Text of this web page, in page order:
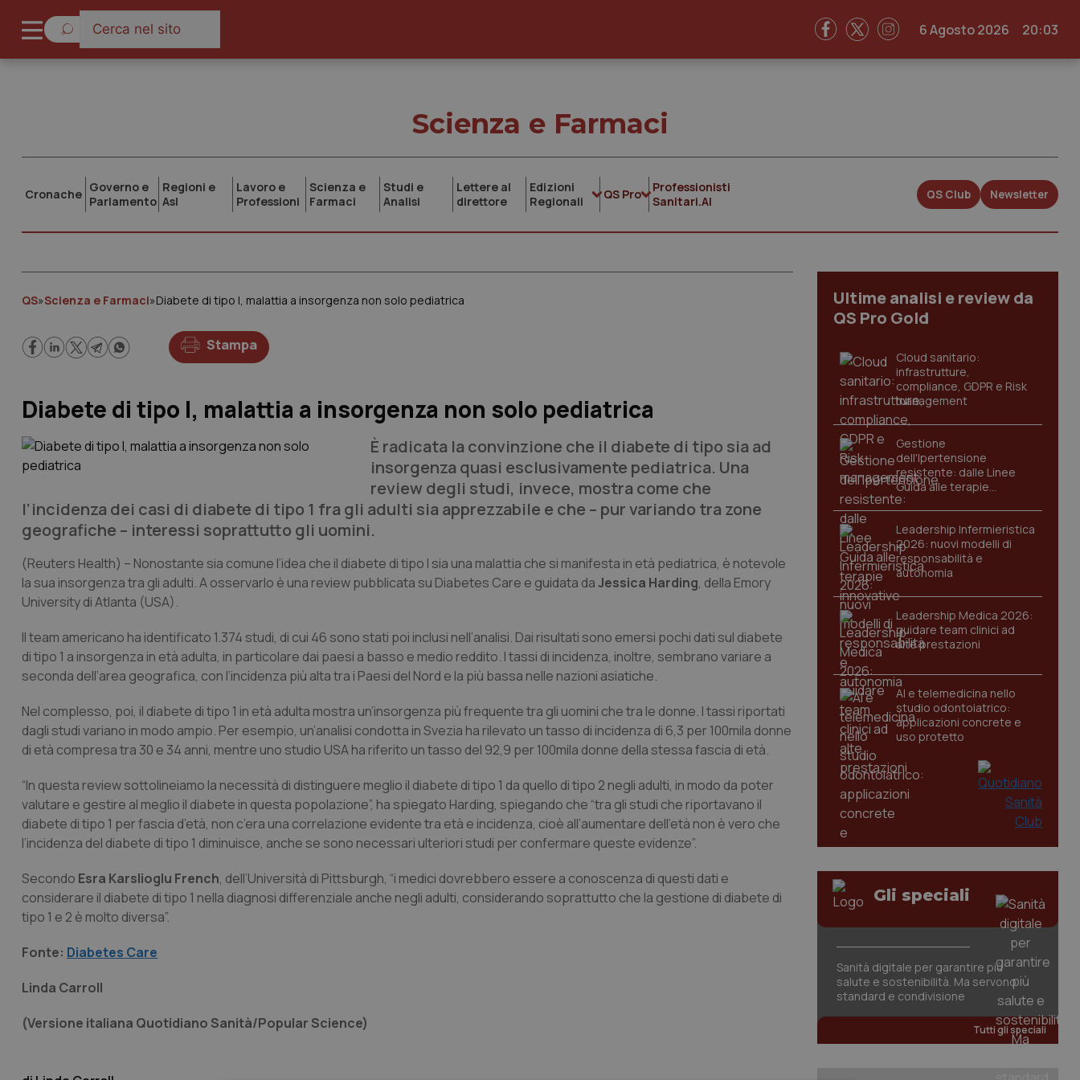
6 Agosto 2026 20:03
Scienza e Farmaci
Cronache Governo e
Parlamento
Regioni e
Asl
Lavoro e
Professioni
Scienza e
Farmaci
Studi e
Analisi
Lettere al
direttore
Edizioni
Regionali
QS Pro
Professionisti
Sanitari.AI
QS Club Newsletter
QS»Scienza e Farmaci»Diabete di tipo I, malattia a insorgenza non solo pediatrica
Stampa
Diabete di tipo I, malattia a insorgenza non solo pediatrica
È radicata la convinzione che il diabete di tipo sia ad
insorgenza quasi esclusivamente pediatrica. Una
review degli studi, invece, mostra come che
l’incidenza dei casi di diabete di tipo 1 fra gli adulti sia apprezzabile e che – pur variando tra zone
geografiche – interessi soprattutto gli uomini.
(Reuters Health) – Nonostante sia comune l’idea che il diabete di tipo I sia una malattia che si manifesta in età pediatrica, è notevole
la sua insorgenza tra gli adulti. A osservarlo è una review pubblicata su Diabetes Care e guidata daJessica Harding, della Emory
University di Atlanta (USA).
Il team americano ha identificato 1.374 studi, di cui 46 sono stati poi inclusi nell’analisi. Dai risultati sono emersi pochi dati sul diabete
di tipo 1 a insorgenza in età adulta, in particolare dai paesi a basso e medio reddito. I tassi di incidenza, inoltre, sembrano variare a
seconda dell’area geografica, con l’incidenza più alta tra i Paesi del Nord e la più bassa nelle nazioni asiatiche.
Nel complesso, poi, il diabete di tipo 1 in età adulta mostra un’insorgenza più frequente tra gli uomini che tra le donne. I tassi riportati
dagli studi variano in modo ampio. Per esempio, un’analisi condotta in Svezia ha rilevato un tasso di incidenza di 6,3 per 100mila donne
di età compresa tra 30 e 34 anni, mentre uno studio USA ha riferito un tasso del 92,9 per 100mila donne della stessa fascia di età.
“In questa review sottolineiamo la necessità di distinguere meglio il diabete di tipo 1 da quello di tipo 2 negli adulti, in modo da poter
valutare e gestire al meglio il diabete in questa popolazione”, ha spiegato Harding, spiegando che “tra gli studi che riportavano il
diabete di tipo 1 per fascia d’età, non c’era una correlazione evidente tra età e incidenza, cioè all’aumentare dell’età non è vero che
l’incidenza del diabete di tipo 1 diminuisce, anche se sono necessari ulteriori studi per confermare queste evidenze”.
Secondo Esra Karslioglu French, dell’Università di Pittsburgh, “i medici dovrebbero essere a conoscenza di questi dati e
considerare il diabete di tipo 1 nella diagnosi differenziale anche negli adulti, considerando soprattutto che la gestione di diabete di
tipo 1 e 2 è molto diversa”.
Fonte: Diabetes Care
Linda Carroll
(Versione italiana Quotidiano Sanità/Popular Science)
Ultime analisi e review da
QS Pro Gold
Cloud sanitario:
infrastrutture,
compliance, GDPR e Risk
management
Gestione
dell'Ipertensione
resistente: dalle Linee
Guida alle terapie
innovative
Leadership Infermieristica
2026: nuovi modelli di
responsabilità e
autonomia
Leadership Medica 2026:
guidare team clinici ad
alte prestazioni
AI e telemedicina nello
studio odontoiatrico:
applicazioni concrete e
uso protetto
Gli speciali
Sanità digitale per garantire più
salute e sostenibilità. Ma servono
standard e condivisione
Tutti gli speciali